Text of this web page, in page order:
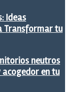
Ideas
Transformar tu
neutros
en tu